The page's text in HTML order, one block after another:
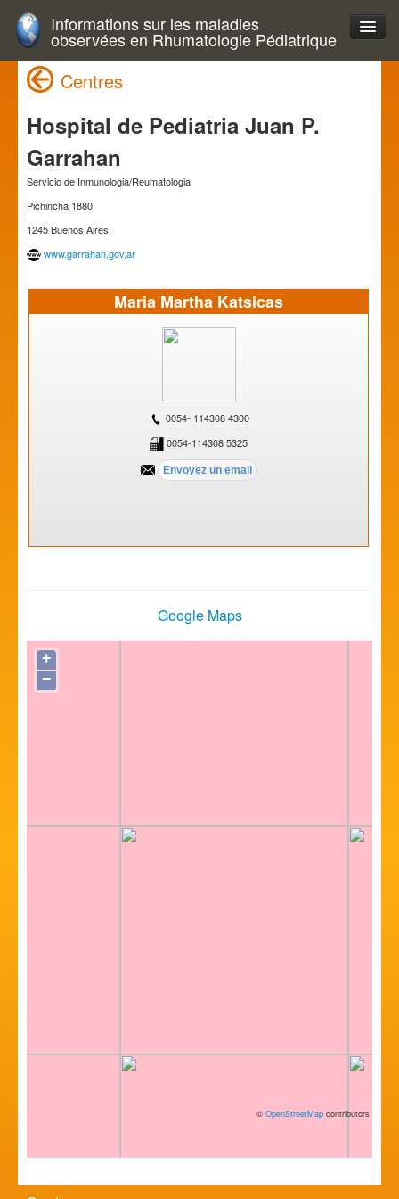
Informations sur les maladies
observées en Rhumatologie Pédiatrique
Centres
Hospital de Pediatria Juan P.
Garrahan
Servicio de Inmunologia/Reumatologia
Pichincha 1880
1245 Buenos Aires
www.garrahan.gov.ar
Maria Martha Katsicas
0054- 114308 4300
0054-114308 5325
Google Maps
+
−
© OpenStreetMap contributors